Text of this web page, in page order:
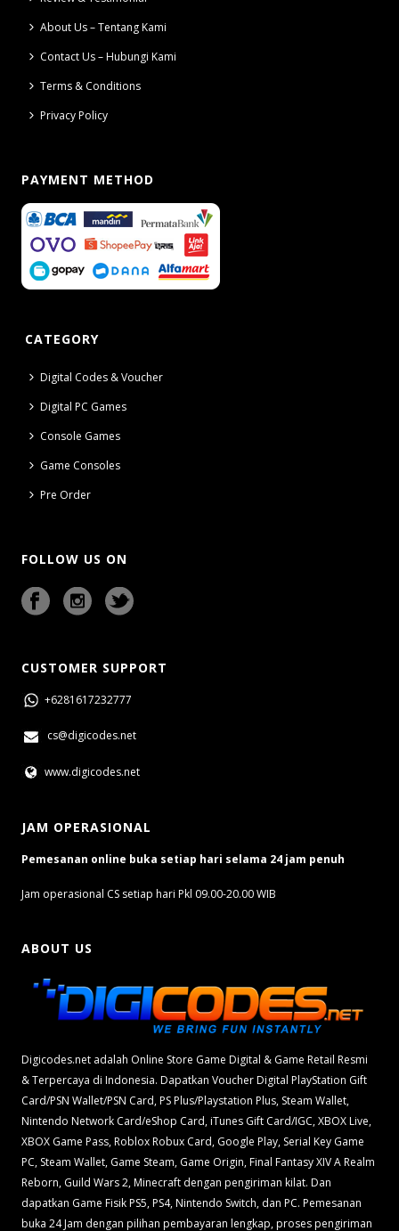
About Us – Tentang Kami
Contact Us – Hubungi Kami
Terms & Conditions
Privacy Policy
PAYMENT METHOD
CATEGORY
Digital Codes & Voucher
Digital PC Games
Console Games
Game Consoles
Pre Order
FOLLOW US ON
CUSTOMER SUPPORT
+6281617232777
cs@digicodes.net
www.digicodes.net
JAM OPERASIONAL
Pemesanan online buka setiap hari selama 24 jam penuh
Jam operasional CS setiap hari Pkl 09.00-20.00 WIB
ABOUT US
Digicodes.net adalah Online Store Game Digital & Game Retail Resmi
& Terpercaya di Indonesia. Dapatkan Voucher Digital PlayStation Gift
Card/PSN Wallet/PSN Card, PS Plus/Playstation Plus, Steam Wallet,
Nintendo Network Card/eShop Card, iTunes Gift Card/IGC, XBOX Live,
XBOX Game Pass, Roblox Robux Card, Google Play, Serial Key Game
PC, Steam Wallet, Game Steam, Game Origin, Final Fantasy XIV A Realm
Reborn, Guild Wars 2, Minecraft dengan pengiriman kilat. Dan
dapatkan Game Fisik PS5, PS4, Nintendo Switch, dan PC. Pemesanan
buka 24 Jam dengan pilihan pembayaran lengkap, proses pengiriman